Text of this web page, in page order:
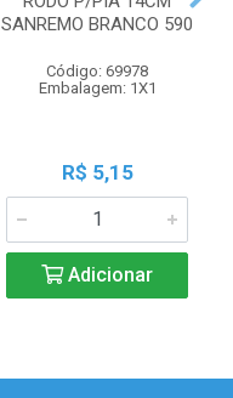
SANREMO BRANCO 590
Código: 69978
Embalagem: 1X1
R$ 5,15
Adicionar